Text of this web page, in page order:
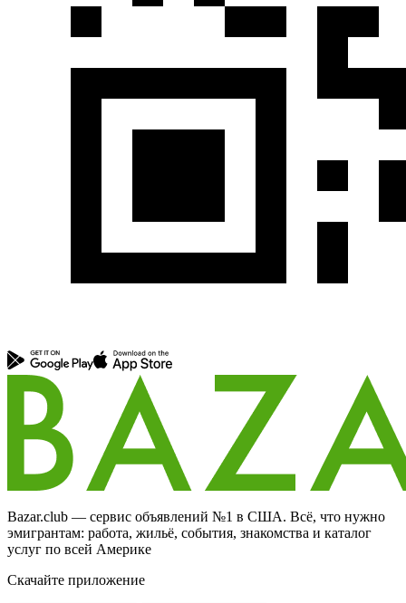
Bazar.club — сервис объявлений №1 в США. Всё, что нужно
эмигрантам: работа, жильё, события, знакомства и каталог
услуг по всей Америке
Скачайте приложение